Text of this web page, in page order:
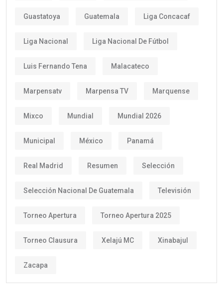
Guastatoya Guatemala Liga Concacaf
Liga Nacional Liga Nacional De Fútbol
Luis Fernando Tena Malacateco
Marpensatv Marpensa TV Marquense
Mixco Mundial Mundial 2026
Municipal México Panamá
Real Madrid Resumen Selección
Selección Nacional De Guatemala Televisión
Torneo Apertura Torneo Apertura 2025
Torneo Clausura Xelajú MC Xinabajul
Zacapa